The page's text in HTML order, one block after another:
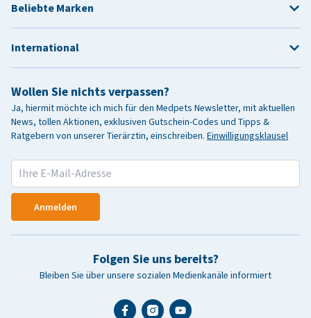
Wollen Sie nichts verpassen?
Ja, hiermit möchte ich mich für den Medpets Newsletter, mit aktuellen
News, tollen Aktionen, exklusiven Gutschein-Codes und Tipps &
Ratgebern von unserer Tierärztin, einschreiben. Einwilligungsklausel
Anmelden
Folgen Sie uns bereits?
Bleiben Sie über unsere sozialen Medienkanäle informiert
Beliebte Marken
International